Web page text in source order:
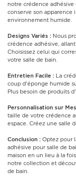
notre crédence
conserve son apparence
environnement humide.
Designs Variés : Nous
crédence adhésive,
Choisissez celui qui
votre salle de bain.
Entretien Facile : La
coup d'éponge humide
Plus besoin de produits
Personnalisation sur
taille de votre crédence
espace. Créez une salle
Conclusion : Optez pour
adhésive pour salle de
maison en un lieu à la
notre collection et
de bain.